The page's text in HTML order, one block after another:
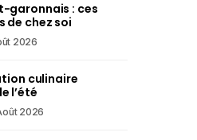
garonnais : ces
de chez soi
2026
culinaire
l’été
2026